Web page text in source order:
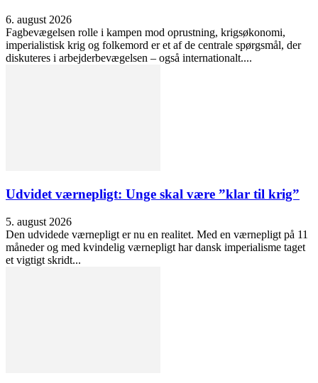
6. august 2026
Fagbevægelsen rolle i kampen mod oprustning, krigsøkonomi,
imperialistisk krig og folkemord er et af de centrale spørgsmål, der
diskuteres i arbejderbevægelsen – også internationalt....
Udvidet værnepligt: Unge skal være ”klar til krig”
5. august 2026
Den udvidede værnepligt er nu en realitet. Med en værnepligt på 11
måneder og med kvindelig værnepligt har dansk imperialisme taget
et vigtigt skridt...